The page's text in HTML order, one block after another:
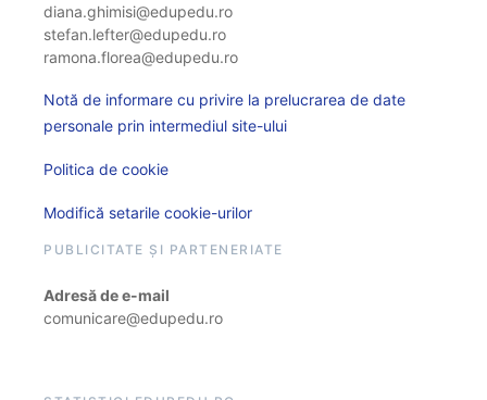
diana.ghimisi@edupedu.ro
stefan.lefter@edupedu.ro
ramona.florea@edupedu.ro
Notă de informare cu privire la prelucrarea de date
personale prin intermediul site-ului
Politica de cookie
Modifică setarile cookie-urilor
PUBLICITATE ȘI PARTENERIATE
Adresă de e-mail
comunicare@edupedu.ro